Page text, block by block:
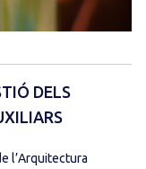
DELS
l’Arquitectura